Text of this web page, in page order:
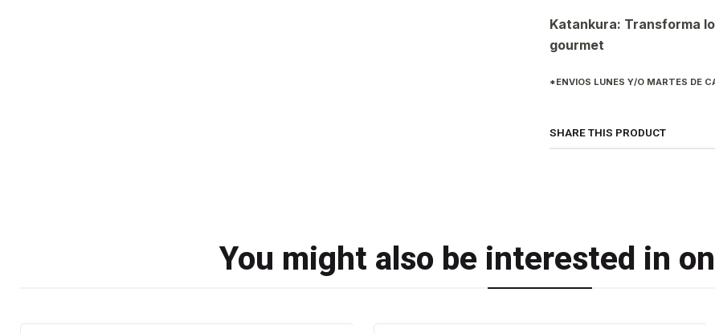
Katankura: Transforma
gourmet
*ENVIOS LUNES Y/O MARTES DE
SHARE THIS PRODUCT
You might also be interested in